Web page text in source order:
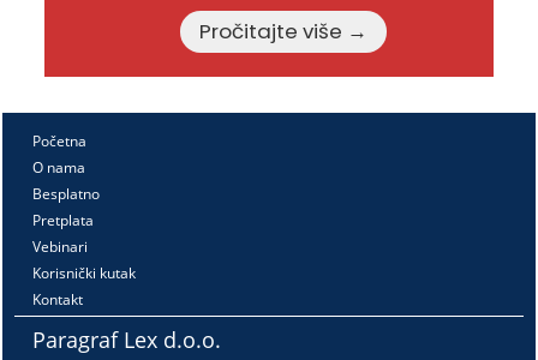
Pročitajte više →
Početna
O nama
Besplatno
Pretplata
Vebinari
Korisnički kutak
Kontakt
Paragraf Lex d.o.o.